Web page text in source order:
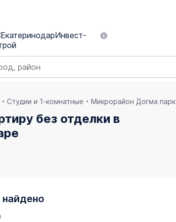
Студии и 1-комнатные Микрорайон Догма парк
без отделки в
найдено